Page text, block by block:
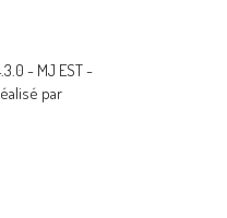
- MJ EST -
par